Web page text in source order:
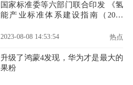
国家标准委等六部门联合印发 《氢
能产业标准体系建设指南（2023
2023-08-08 14:53:54 热点
升级了鸿蒙4发现，华为才是最大的
果粉